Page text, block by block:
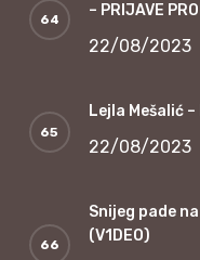
– PRIJAVE
22/08/2023
Lejla Mešalić
22/08/2023
Snijeg pade
(V1DEO)